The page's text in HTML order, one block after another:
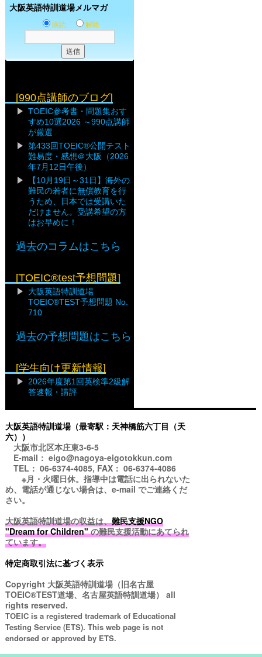
大阪英語特訓道場メルマガ
購読 解除
[990点講師のブログ]
TOEIC参考書・問題集おす
すめ10選2026 ～990点講師
が厳選
第433回TOEIC®公開テスト
難易度・感想＠大阪（2026
年7月12日午後）
【10月19日～31日】海外の
難民の若者に無償教育を行
うため、日本では受講いた
だけません。受講希望の方
はお早めに！
過去のコラムはこちら
[TOEIC®test予想問題]
大阪英語特訓道場
TOEIC®TEST予想問題 No.
710
過去の予想問題はこちら
[学生向け更新情報]
2026年度第1回英検準2級解
答速報・講評
大阪英語特訓道場（最寄駅：天神橋筋六丁目（天
六））
大阪市北区本庄東3-6-5
E-mail： eigo@nagoya-eigotokkun.com
TEL： 06-6374-4085, FAX： 06-6374-4086
※月・火曜日休。指導中は電話に出られないた
め、電話が通じない場合は、e-mail でご連絡くだ
さい。
大阪英語特訓道場の収益は、難民支援NGO
"Dream for Children"の難民支援活動にあてられ
ています。
特定商取引法に基づく表示
Copyright 大阪英語特訓道場（旧名古屋
TOEIC®TEST道場、名古屋英語特訓道場） all
rights reserved.
TOEIC is a registered trademark of Educational
Testing Service (ETS). This web page is not
endorsed or approved by ETS.